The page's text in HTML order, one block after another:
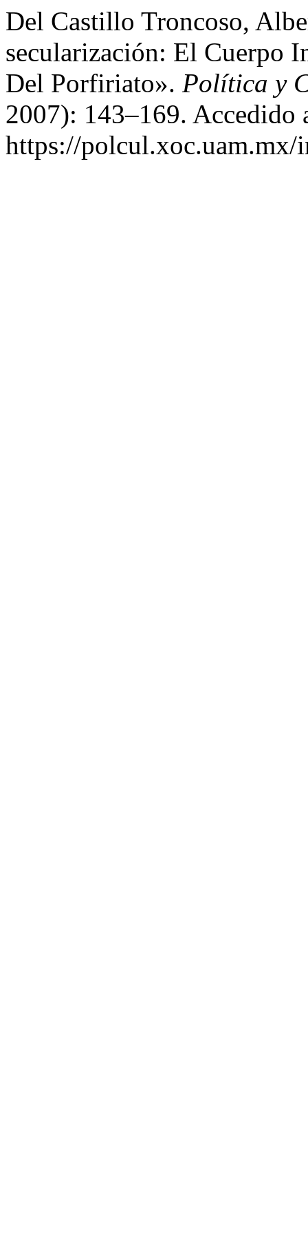
Del Castillo Troncoso,
secularización: El Cuerpo
Del Porfiriato». Política y
2007): 143–169. Accedido
https://